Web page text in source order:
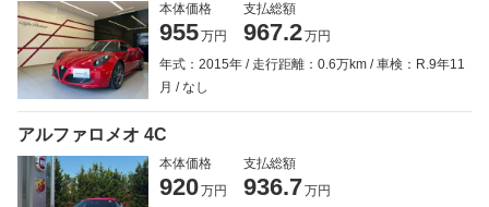
本体価格
955万円
支払総額
967.2万円
年式：2015年
走行距離：0.6万km
車検：R.9年11
月
なし
アルファロメオ 4C
本体価格
920万円
支払総額
936.7万円